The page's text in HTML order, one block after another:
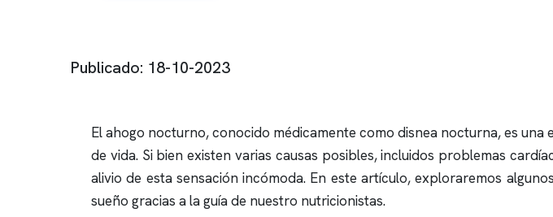
Publicado: 18-10-2023
El ahogo nocturno, conocido médicamente como disnea nocturna, es
de vida. Si bien existen varias causas posibles, incluidos problemas
alivio de esta sensación incómoda. En este artículo, exploraremos
sueño gracias a la guía de nuestro nutricionistas.